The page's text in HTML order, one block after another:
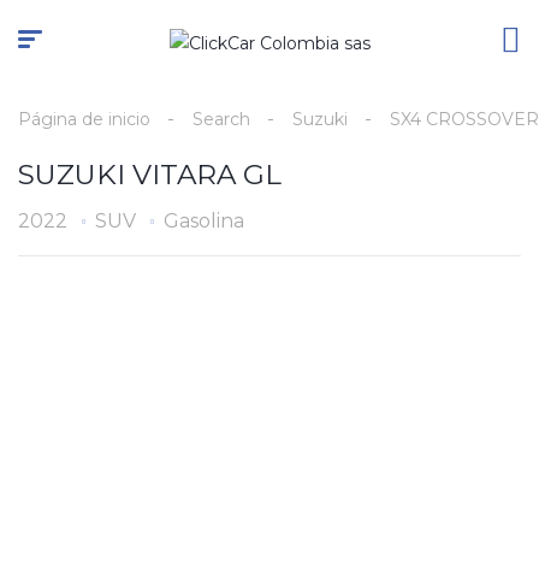
Página de inicio Search Suzuki SX4 CROSSOVER
SUZUKI VITARA GL
2022 SUV Gasolina